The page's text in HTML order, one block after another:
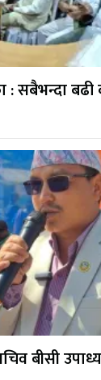
सबैभन्दा बढी
बीसी